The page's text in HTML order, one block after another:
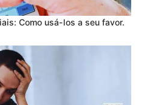
Como usá-los a seu favor.